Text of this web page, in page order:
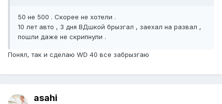
50 не 500 . Скорее не хотели .
10 лет авто , 3 дня ВДшкой брызгал , заехал на развал ,
пошли даже не скрипнули .
Понял, так и сделаю WD 40 все забрызгаю
asahi